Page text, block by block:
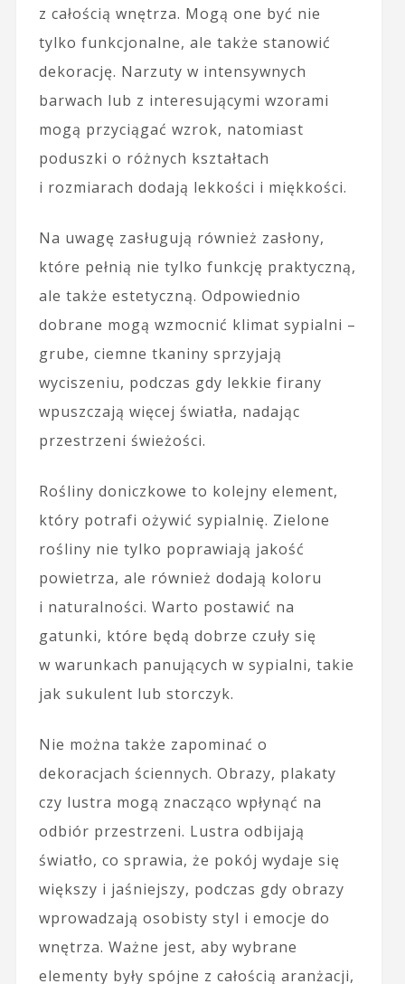
z całością wnętrza. Mogą one być nie
tylko funkcjonalne, ale także stanowić
dekorację. Narzuty w intensywnych
barwach lub z interesującymi wzorami
mogą przyciągać wzrok, natomiast
poduszki o różnych kształtach
i rozmiarach dodają lekkości i miękkości.
Na uwagę zasługują również zasłony,
które pełnią nie tylko funkcję praktyczną,
ale także estetyczną. Odpowiednio
dobrane mogą wzmocnić klimat sypialni –
grube, ciemne tkaniny sprzyjają
wyciszeniu, podczas gdy lekkie firany
wpuszczają więcej światła, nadając
przestrzeni świeżości.
Rośliny doniczkowe to kolejny element,
który potrafi ożywić sypialnię. Zielone
rośliny nie tylko poprawiają jakość
powietrza, ale również dodają koloru
i naturalności. Warto postawić na
gatunki, które będą dobrze czuły się
w warunkach panujących w sypialni, takie
jak sukulent lub storczyk.
Nie można także zapominać o
dekoracjach ściennych. Obrazy, plakaty
czy lustra mogą znacząco wpłynąć na
odbiór przestrzeni. Lustra odbijają
światło, co sprawia, że pokój wydaje się
większy i jaśniejszy, podczas gdy obrazy
wprowadzają osobisty styl i emocje do
wnętrza. Ważne jest, aby wybrane
elementy były spójne z całością aranżacji,